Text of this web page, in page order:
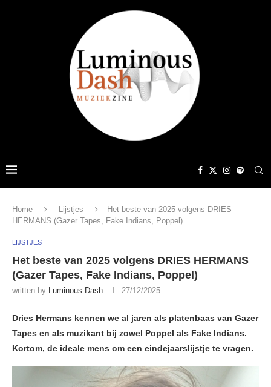
Home Lijstjes
Het beste van 2025 volgens DRIES
HERMANS (Gazer Tapes, Fake Indians, Poppel)
LIJSTJES
Het beste van 2025 volgens DRIES HERMANS
(Gazer Tapes, Fake Indians, Poppel)
written by Luminous Dash 27/12/2025
Dries Hermans kennen we al jaren als platenbaas van Gazer
Tapes en als muzikant bij zowel Poppel als Fake Indians.
Kortom, de ideale mens om een eindejaarslijstje te vragen.